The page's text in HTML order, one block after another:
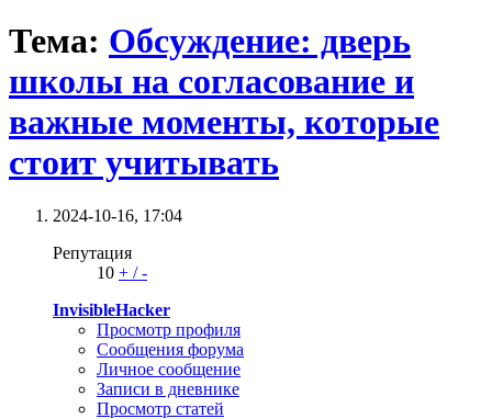
Тема: Обсуждение: дверь
школы на согласование и
важные моменты, которые
стоит учитывать
2024-10-16, 17:04
Репутация
10 + /-
InvisibleHacker
Просмотр профиля
Сообщения форума
Личное сообщение
Записи в дневнике
Просмотр статей